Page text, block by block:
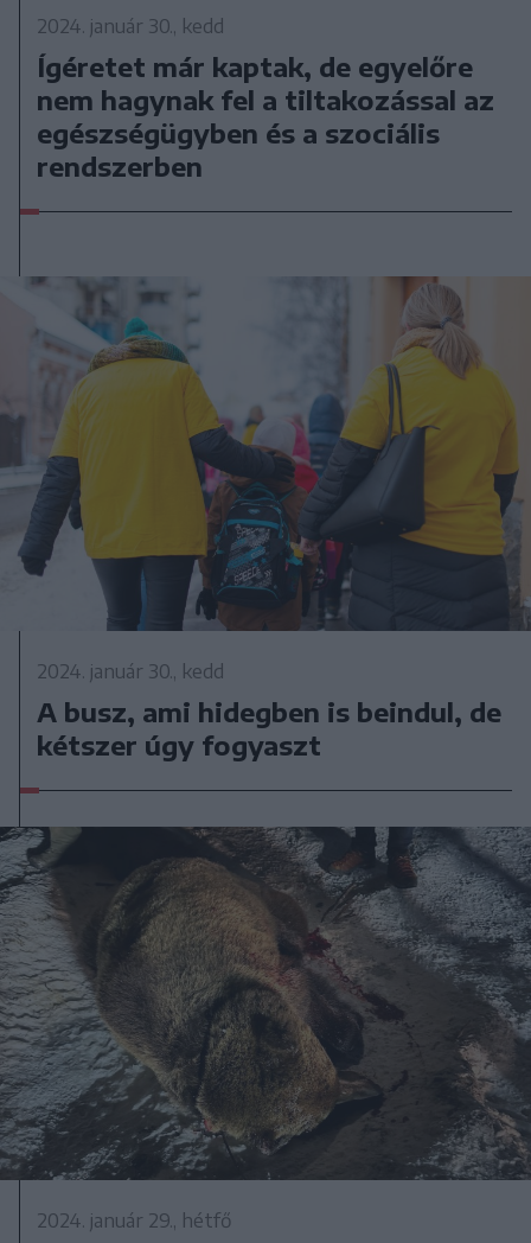
2024. január 30., kedd
Ígéretet már kaptak, de egyelőre
nem hagynak fel a tiltakozással az
egészségügyben és a szociális
rendszerben
2024. január 30., kedd
A busz, ami hidegben is beindul, de
kétszer úgy fogyaszt
2024. január 29., hétfő